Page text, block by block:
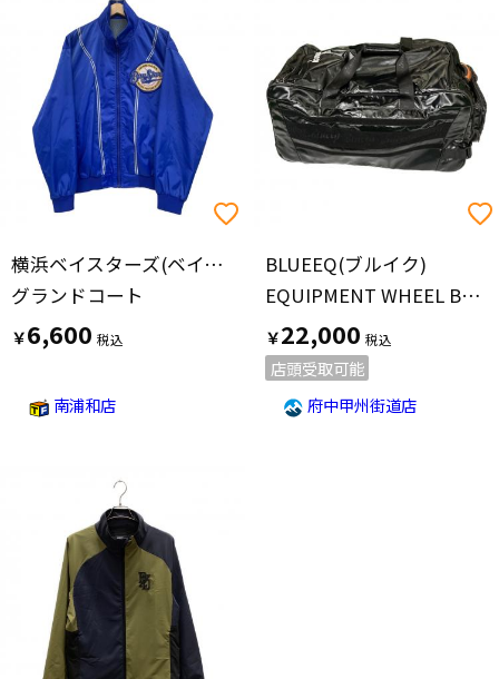
横浜ベイスターズ(ベイスターズ)
グランドコート
￥6,600
南浦和店
BLUEEQ(ブルイク)
EQUIPMENT WHEEL BAG 120
￥22,000
店頭受取可能
府中甲州街道店